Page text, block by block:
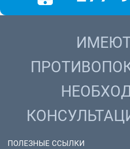
ПОЛЕЗНЫЕ ССЫЛКИ